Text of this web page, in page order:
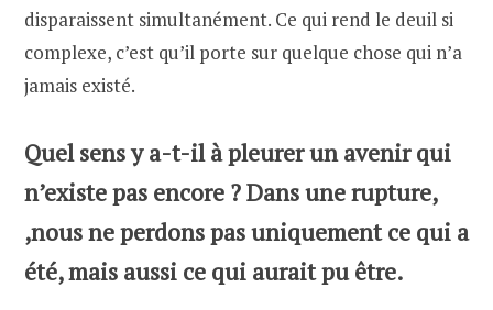
disparaissent simultanément. Ce qui rend le deuil si
complexe, c’est qu’il porte sur quelque chose qui n’a
jamais existé.
Quel sens y a-t-il à pleurer un avenir qui
n’existe pas encore ? Dans une rupture,
,nous ne perdons pas uniquement ce qui a
été, mais aussi ce qui aurait pu être.